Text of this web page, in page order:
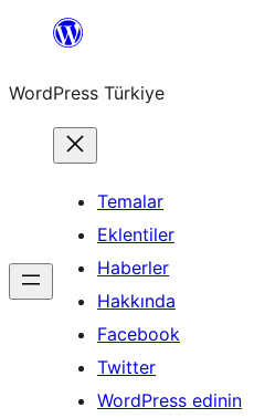
İçeriğe
WordPress Türkiye
Temalar
Eklentiler
Haberler
Hakkında
Facebook
Twitter
WordPress edinin